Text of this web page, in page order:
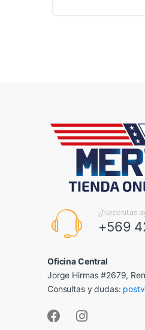
¿Necesitas
+569
Oficina Central
Jorge Hirmas #2679,
Consultas y dudas: